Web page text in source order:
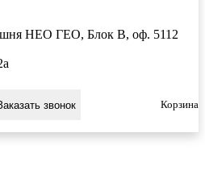
НЕО ГЕО, Блок В, оф. 5112
звонок Корзина